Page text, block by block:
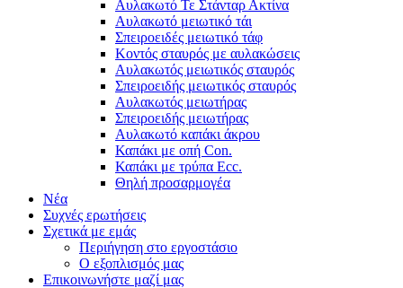
Αυλακωτό Τε Στάνταρ Ακτίνα
Αυλακωτό μειωτικό τάι
Σπειροειδές μειωτικό τάφ
Κοντός σταυρός με αυλακώσεις
Αυλακωτός μειωτικός σταυρός
Σπειροειδής μειωτικός σταυρός
Αυλακωτός μειωτήρας
Σπειροειδής μειωτήρας
Αυλακωτό καπάκι άκρου
Καπάκι με οπή Con.
Καπάκι με τρύπα Ecc.
Θηλή προσαρμογέα
Νέα
Συχνές ερωτήσεις
Σχετικά με εμάς
Περιήγηση στο εργοστάσιο
Ο εξοπλισμός μας
Επικοινωνήστε μαζί μας